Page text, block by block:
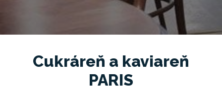
Cukráreň a kaviareň
PARIS